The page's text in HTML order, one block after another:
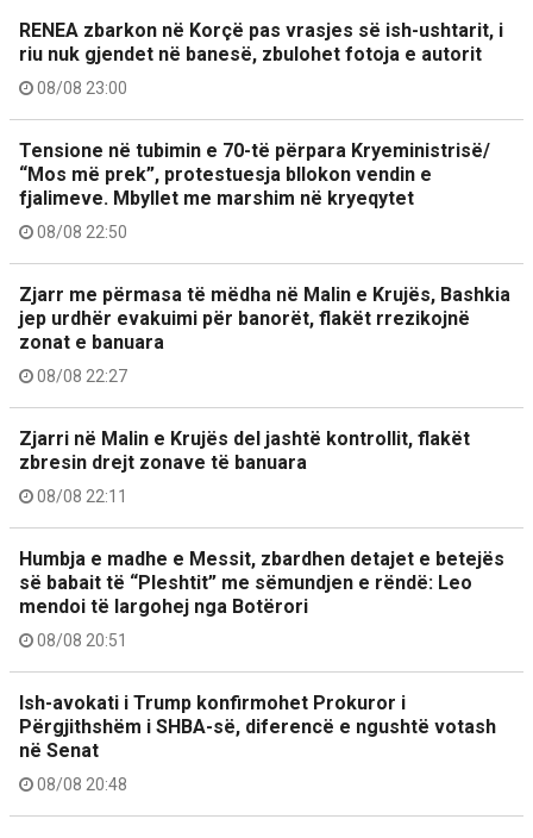
RENEA zbarkon në Korçë pas vrasjes së ish-ushtarit, i
riu nuk gjendet në banesë, zbulohet fotoja e autorit
08/08 23:00
Tensione në tubimin e 70-të përpara Kryeministrisë/
“Mos më prek”, protestuesja bllokon vendin e
fjalimeve. Mbyllet me marshim në kryeqytet
08/08 22:50
Zjarr me përmasa të mëdha në Malin e Krujës, Bashkia
jep urdhër evakuimi për banorët, flakët rrezikojnë
zonat e banuara
08/08 22:27
Zjarri në Malin e Krujës del jashtë kontrollit, flakët
zbresin drejt zonave të banuara
08/08 22:11
Humbja e madhe e Messit, zbardhen detajet e betejës
së babait të “Pleshtit” me sëmundjen e rëndë: Leo
mendoi të largohej nga Botërori
08/08 20:51
Ish-avokati i Trump konfirmohet Prokuror i
Përgjithshëm i SHBA-së, diferencë e ngushtë votash
në Senat
08/08 20:48